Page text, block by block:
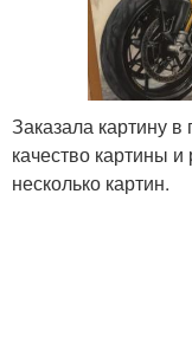
Заказала картину
качество картины
несколько картин.